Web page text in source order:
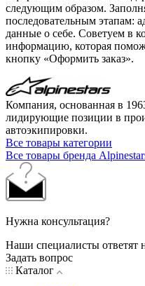
следующим образом.
последовательным этапам:
данные о себе. Советуем в
информацию, которая
кнопку «Оформить заказ».
Компания, основанная в
лидирующие позиции в
автоэкипировки.
Все товары категории
Все товары бренда
Нужна консультация?
Наши специалисты
Задать вопрос
Каталог